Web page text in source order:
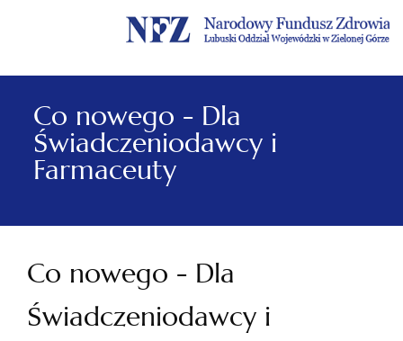
Menu
główne
Menu
lewe
Treść
główna
Szukaj
w
serwisie
Stopka
Co nowego - Dla
Świadczeniodawcy i
Farmaceuty
Co nowego - Dla
Świadczeniodawcy i